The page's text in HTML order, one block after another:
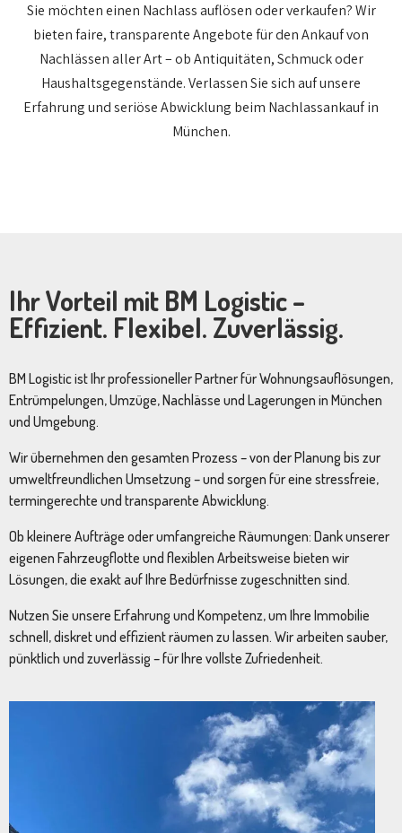
Sie möchten einen Nachlass auflösen oder verkaufen? Wir
bieten faire, transparente Angebote für den Ankauf von
Nachlässen aller Art – ob Antiquitäten, Schmuck oder
Haushaltsgegenstände. Verlassen Sie sich auf unsere
Erfahrung und seriöse Abwicklung beim Nachlassankauf in
München.
Ihr Vorteil mit BM Logistic –
Effizient. Flexibel. Zuverlässig.
BM Logistic ist Ihr professioneller Partner für Wohnungsauflösungen,
Entrümpelungen, Umzüge, Nachlässe und Lagerungen in München
und Umgebung.
Wir übernehmen den gesamten Prozess – von der Planung bis zur
umweltfreundlichen Umsetzung – und sorgen für eine stressfreie,
termingerechte und transparente Abwicklung.
Ob kleinere Aufträge oder umfangreiche Räumungen: Dank unserer
eigenen Fahrzeugflotte und flexiblen Arbeitsweise bieten wir
Lösungen, die exakt auf Ihre Bedürfnisse zugeschnitten sind.
Nutzen Sie unsere Erfahrung und Kompetenz, um Ihre Immobilie
schnell, diskret und effizient räumen zu lassen. Wir arbeiten sauber,
pünktlich und zuverlässig – für Ihre vollste Zufriedenheit.